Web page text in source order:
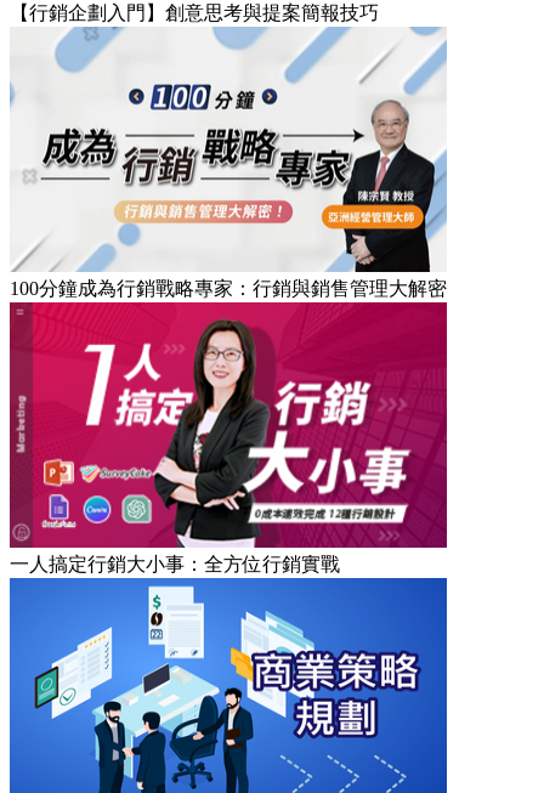
【行銷企劃入門】創意思考與提案簡報技巧
100分鐘成為行銷戰略專家：行銷與銷售管理大解密
一人搞定行銷大小事：全方位行銷實戰